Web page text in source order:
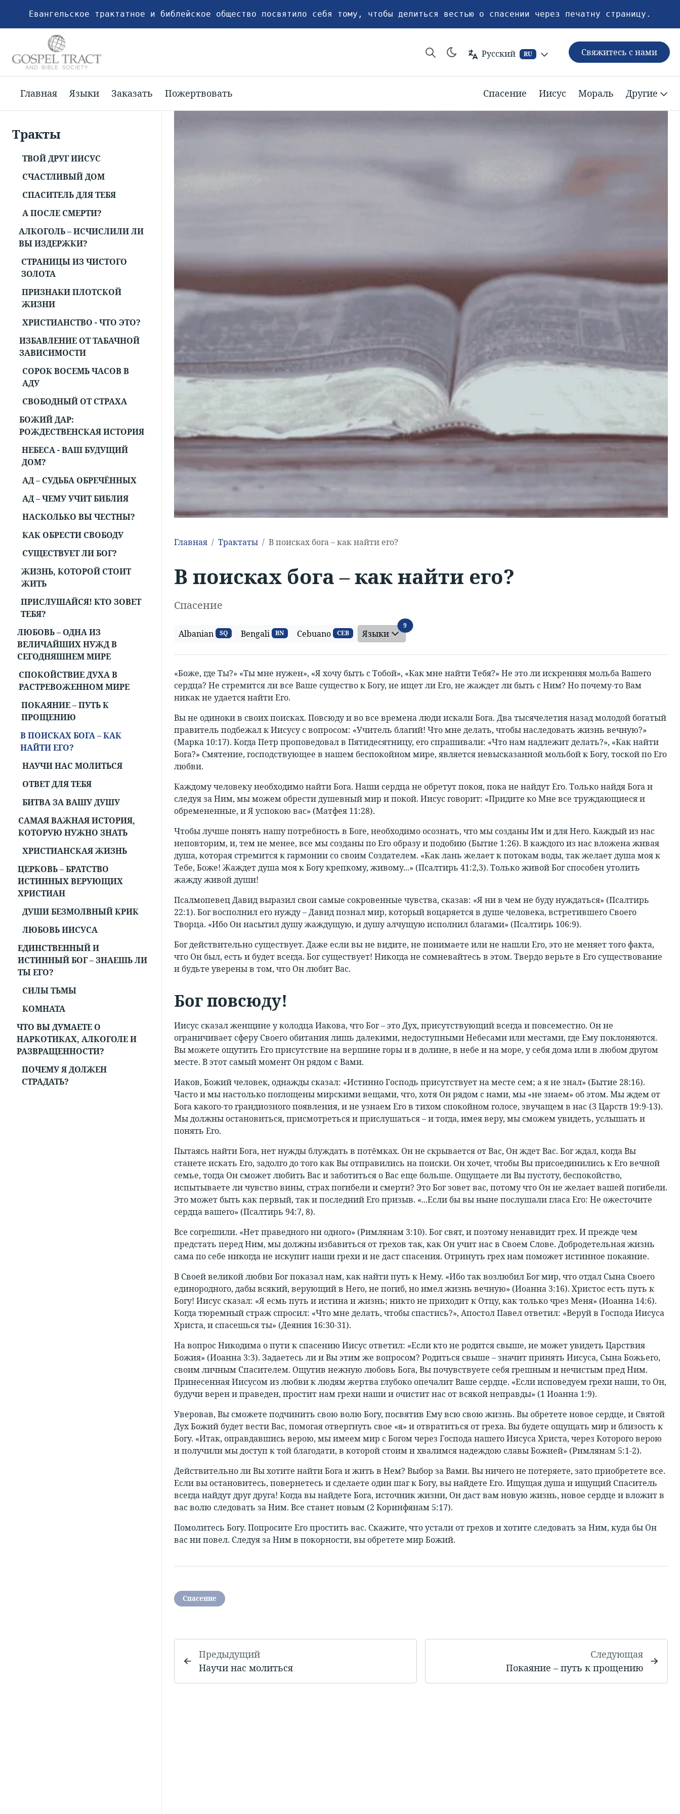
Евангельское трактатное и библейское общество посвятило себя тому, чтобы делиться вестью о спасении через печатну страницу.
Русский RU Свяжитесь с нами
Главная Языки Заказать Пожертвовать Спасение Иисус Мораль Другие
Тракты
ТВОЙ ДРУГ ИИСУС
СЧАСТЛИВЫЙ ДОМ
СПАСИТЕЛЬ ДЛЯ ТЕБЯ
А ПОСЛЕ СМЕРТИ?
АЛКОГОЛЬ – ИСЧИСЛИЛИ ЛИ
ВЫ ИЗДЕРЖКИ?
СТРАНИЦЫ ИЗ ЧИСТОГО
ЗОЛОТА
ПРИЗНАКИ ПЛОТСКОЙ
ЖИЗНИ
ХРИСТИАНСТВО - ЧТО ЭТО?
ИЗБАВЛЕНИЕ ОТ ТАБАЧНОЙ
ЗАВИСИМОСТИ
СОРОК ВОСЕМЬ ЧАСОВ В
АДУ
СВОБОДНЫЙ ОТ СТРАХА
БОЖИЙ ДАР:
РОЖДЕСТВЕНСКАЯ ИСТОРИЯ
НЕБЕСА - ВАШ БУДУЩИЙ
ДОМ?
АД – СУДЬБА ОБРЕЧЁННЫХ
АД – ЧЕМУ УЧИТ БИБЛИЯ
НАСКОЛЬКО ВЫ ЧЕСТНЫ?
КАК ОБРЕСТИ СВОБОДУ
СУЩЕСТВУЕТ ЛИ БОГ?
ЖИЗНЬ, КОТОРОЙ СТОИТ
ЖИТЬ
ПРИСЛУШАЙСЯ! КТО ЗОВЕТ
ТЕБЯ?
ЛЮБОВЬ – ОДНА ИЗ
ВЕЛИЧАЙШИХ НУЖД В
СЕГОДНЯШНЕМ МИРЕ
СПОКОЙСТВИЕ ДУХА В
РАСТРЕВОЖЕННОМ МИРЕ
ПОКАЯНИЕ – ПУТЬ К
ПРОЩЕНИЮ
В ПОИСКАХ БОГА – КАК
НАЙТИ ЕГО?
НАУЧИ НАС МОЛИТЬСЯ
ОТВЕТ ДЛЯ ТЕБЯ
БИТВА ЗА ВАШУ ДУШУ
САМАЯ ВАЖНАЯ ИСТОРИЯ,
КОТОРУЮ НУЖНО ЗНАТЬ
ХРИСТИАНСКАЯ ЖИЗНЬ
ЦЕРКОВЬ – БРАТСТВО
ИСТИННЫХ ВЕРУЮЩИХ
ХРИСТИАН
ДУШИ БЕЗМОЛВНЫЙ КРИК
ЛЮБОВЬ ИИСУСА
ЕДИНСТВЕННЫЙ И
ИСТИННЫЙ БОГ – ЗНАЕШЬ ЛИ
ТЫ ЕГО?
СИЛЫ ТЬМЫ
КОМНАТА
ЧТО ВЫ ДУМАЕТЕ О
НАРКОТИКАХ, АЛКОГОЛЕ И
РАЗВРАЩЕННОСТИ?
ПОЧЕМУ Я ДОЛЖЕН
СТРАДАТЬ?
Главная Трактаты В поисках бога – как найти его?
В поисках бога – как найти его?
Спасение
Albanian SQ Bengali BN Cebuano CEB Языки
9Языки
«Боже, где Ты?» «Ты мне нужен», «Я хочу быть с Тобой», «Как мне найти Тебя?» Не это ли искренняя мольба Вашего
сердца? Не стремится ли все Ваше существо к Богу, не ищет ли Его, не жаждет ли быть с Ним? Но почему-то Вам
никак не удается найти Его.
Вы не одиноки в своих поисках. Повсюду и во все времена люди искали Бога. Два тысячелетия назад молодой богатый
правитель подбежал к Иисусу с вопросом: «Учитель благий! Что мне делать, чтобы наследовать жизнь вечную?»
(Марка 10:17). Когда Петр проповедовал в Пятидесятницу, его спрашивали: «Что нам надлежит делать?», «Как найти
Бога?» Смятение, господствующее в нашем беспокойном мире, является невысказанной мольбой к Богу, тоской по Его
любви.
Каждому человеку необходимо найти Бога. Наши сердца не обретут покоя, пока не найдут Его. Только найдя Бога и
следуя за Ним, мы можем обрести душевный мир и покой. Иисус говорит: «Придите ко Мне все труждающиеся и
обремененные, и Я успокою вас» (Матфея 11:28).
Чтобы лучше понять нашу потребность в Боге, необходимо осознать, что мы созданы Им и для Него. Каждый из нас
неповторим, и, тем не менее, все мы созданы по Его образу и подобию (Бытие 1:26). В каждого из нас вложена живая
душа, которая стремится к гармонии со своим Создателем. «Как лань желает к потокам воды, так желает душа моя к
Тебе, Боже! Жаждет душа моя к Богу крепкому, живому...» (Псалтирь 41:2,3). Только живой Бог способен утолить
жажду живой души!
Псалмопевец Давид выразил свои самые сокровенные чувства, сказав: «Я ни в чем не буду нуждаться» (Псалтирь
22:1). Бог восполнил его нужду – Давид познал мир, который воцаряется в душе человека, встретившего Своего
Творца. «Ибо Он насытил душу жаждущую, и душу алчущую исполнил благами» (Псалтирь 106:9).
Бог действительно существует. Даже если вы не видите, не понимаете или не нашли Его, это не меняет того факта,
что Он был, есть и будет всегда. Бог существует! Никогда не сомневайтесь в этом. Твердо верьте в Его существование
и будьте уверены в том, что Он любит Вас.
Бог повсюду!
Иисус сказал женщине у колодца Иакова, что Бог – это Дух, присутствующий всегда и повсеместно. Он не
ограничивает сферу Своего обитания лишь далекими, недоступными Небесами или местами, где Ему поклоняются.
Вы можете ощутить Его присутствие на вершине горы и в долине, в небе и на море, у себя дома или в любом другом
месте. В этот самый момент Он рядом с Вами.
Иаков, Божий человек, однажды сказал: «Истинно Господь присутствует на месте сем; а я не знал» (Бытие 28:16).
Часто и мы настолько поглощены мирскими вещами, что, хотя Он рядом с нами, мы «не знаем» об этом. Мы ждем от
Бога какого-то грандиозного появления, и не узнаем Его в тихом спокойном голосе, звучащем в нас (3 Царств 19:9-13).
Мы должны остановиться, присмотреться и прислушаться – и тогда, имея веру, мы сможем увидеть, услышать и
понять Его.
Пытаясь найти Бога, нет нужды блуждать в потёмках. Он не скрывается от Вас, Он ждет Вас. Бог ждал, когда Вы
станете искать Его, задолго до того как Вы отправились на поиски. Он хочет, чтобы Вы присоединились к Его вечной
семье, тогда Он сможет любить Вас и заботиться о Вас еще больше. Ощущаете ли Вы пустоту, беспокойство,
испытываете ли чувство вины, страх погибели и смерти? Это Бог зовет вас, потому что Он не желает вашей погибели.
Это может быть как первый, так и последний Его призыв. «...Если бы вы ныне послушали гласа Его: Не ожесточите
сердца вашего» (Псалтирь 94:7, 8).
Все согрешили. «Нет праведного ни одного» (Римлянам 3:10). Бог свят, и поэтому ненавидит грех. И прежде чем
предстать перед Ним, мы должны избавиться от грехов так, как Он учит нас в Своем Слове. Добродетельная жизнь
сама по себе никогда не искупит наши грехи и не даст спасения. Отринуть грех нам поможет истинное покаяние.
В Своей великой любви Бог показал нам, как найти путь к Нему. «Ибо так возлюбил Бог мир, что отдал Сына Своего
единородного, дабы всякий, верующий в Него, не погиб, но имел жизнь вечную» (Иоанна 3:16). Христос есть путь к
Богу! Иисус сказал: «Я есмь путь и истина и жизнь; никто не приходит к Отцу, как только чрез Меня» (Иоанна 14:6).
Когда тюремный страж спросил: «Что мне делать, чтобы спастись?», Апостол Павел ответил: «Веруй в Господа Иисуса
Христа, и спасешься ты» (Деяния 16:30-31).
На вопрос Никодима о пути к спасению Иисус ответил: «Если кто не родится свыше, не может увидеть Царствия
Божия» (Иоанна 3:3). Задаетесь ли и Вы этим же вопросом? Родиться свыше – значит принять Иисуса, Сына Божьего,
своим личным Спасителем. Ощутив нежную любовь Бога, Вы почувствуете себя грешным и нечистым пред Ним.
Принесенная Иисусом из любви к людям жертва глубоко опечалит Ваше сердце. «Если исповедуем грехи наши, то Он,
будучи верен и праведен, простит нам грехи наши и очистит нас от всякой неправды» (1 Иоанна 1:9).
Уверовав, Вы сможете подчинить свою волю Богу, посвятив Ему всю свою жизнь. Вы обретете новое сердце, и Святой
Дух Божий будет вести Вас, помогая отвергнуть свое «я» и отвратиться от греха. Вы будете ощущать мир и близость к
Богу. «Итак, оправдавшись верою, мы имеем мир с Богом через Господа нашего Иисуса Христа, через Которого верою
и получили мы доступ к той благодати, в которой стоим и хвалимся надеждою славы Божией» (Римлянам 5:1-2).
Действительно ли Вы хотите найти Бога и жить в Нем? Выбор за Вами. Вы ничего не потеряете, зато приобретете все.
Если вы остановитесь, повернетесь и сделаете один шаг к Богу, вы найдете Его. Ищущая душа и ищущий Спаситель
всегда найдут друг друга! Когда вы найдете Бога, источник жизни, Он даст вам новую жизнь, новое сердце и вложит в
вас волю следовать за Ним. Все станет новым (2 Коринфянам 5:17).
Помолитесь Богу. Попросите Его простить вас. Скажите, что устали от грехов и хотите следовать за Ним, куда бы Он
вас ни повел. Следуя за Ним в покорности, вы обретете мир Божий.
Спасение
Предыдущий
Научи нас молиться
Следующая
Покаяние – путь к прощению